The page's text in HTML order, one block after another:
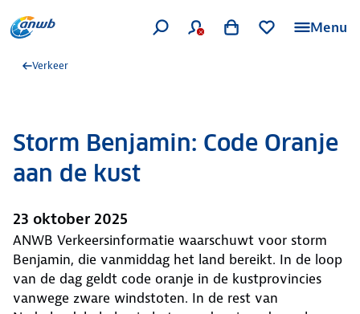
Menu
Verkeer
Storm Benjamin: Code Oranje
aan de kust
23 oktober 2025
ANWB Verkeersinformatie waarschuwt voor storm
Benjamin, die vanmiddag het land bereikt. In de loop
van de dag geldt code oranje in de kustprovincies
vanwege zware windstoten. In de rest van